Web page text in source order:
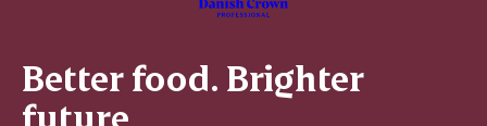
Better food. Brighter
future